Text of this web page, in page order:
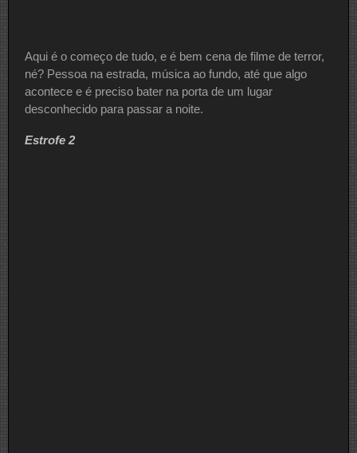
Aqui é o começo de tudo, e é bem cena de filme de terror,
né? Pessoa na estrada, música ao fundo, até que algo
acontece e é preciso bater na porta de um lugar
desconhecido para passar a noite.
Estrofe 2